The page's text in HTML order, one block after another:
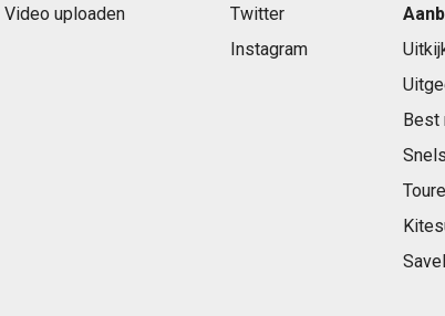
Video uploaden
Twitter
Instagram
Best